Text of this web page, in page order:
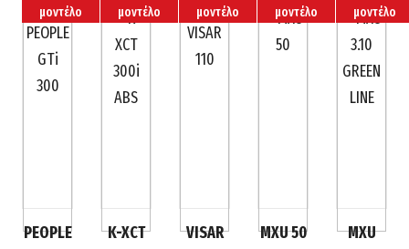
μοντέλο
PEOPLE
μοντέλο
K-XCT
μοντέλο
VISAR
μοντέλο
MXU 50
μοντέλο
MXU